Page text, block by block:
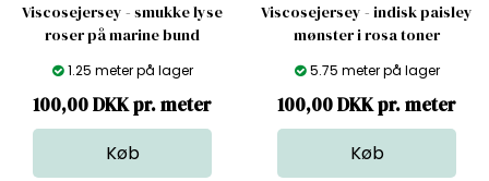
Viscosejersey - smukke lyse
roser på marine bund
1.25 meter på lager
100,00 DKK pr. meter
Viscosejersey - indisk paisley
mønster i rosa toner
5.75 meter på lager
100,00 DKK pr. meter